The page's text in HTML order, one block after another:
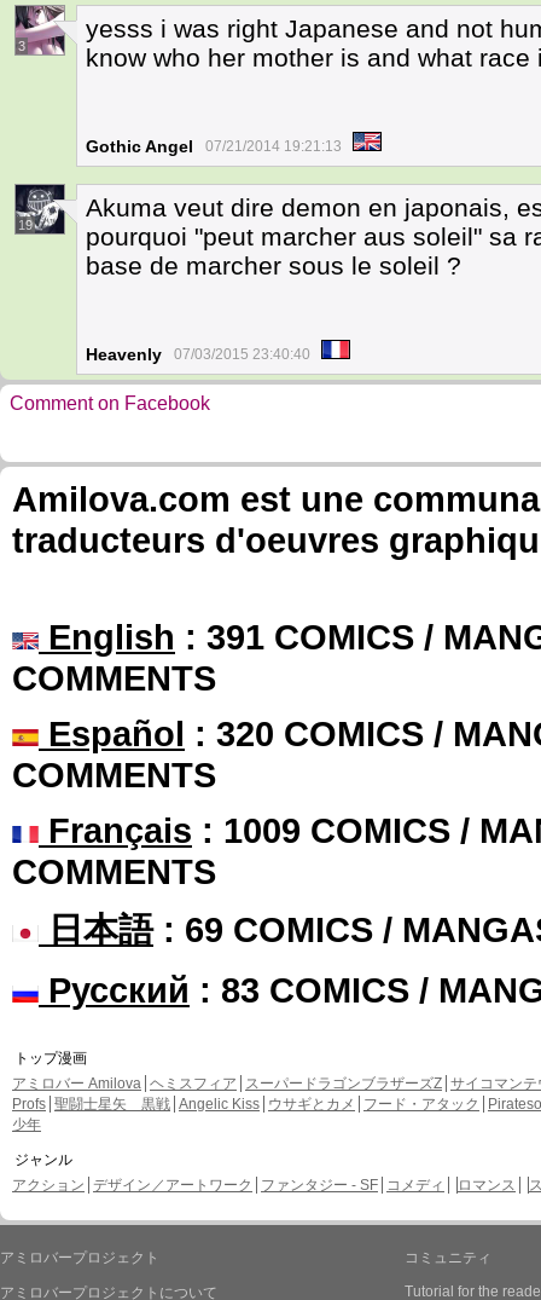
3
yesss i was right Japanese and not
know who her mother is and what race
Gothic Angel 07/21/2014 19:21:13
19
Akuma veut dire demon en japonais,
pourquoi "peut marcher aus soleil" sa
base de marcher sous le soleil ?
Heavenly 07/03/2015 23:40:40
Comment on Facebook
Amilova.com est une
traducteurs d'oeuvres
English : 391 COMICS /
COMMENTS
Español : 320 COMICS /
COMMENTS
Français : 1009 COMICS /
COMMENTS
日本語: 69 COMICS /
Русский : 83 COMICS /
トップ漫画
アミロバー Amilova ヘミスフィア スーパードラゴンブラザーズZ サイコマンテ
Profs 聖闘士星矢 黒戦 Angelic Kiss ウサギとカメ フード・アタック
少年
ジャンル
アクション デザイン／アートワーク ファンタジー - SF コメディ ロマンス
アミロバープロジェクト
アミロバープロジェクトについて
コミュニティ
Tutorial for the